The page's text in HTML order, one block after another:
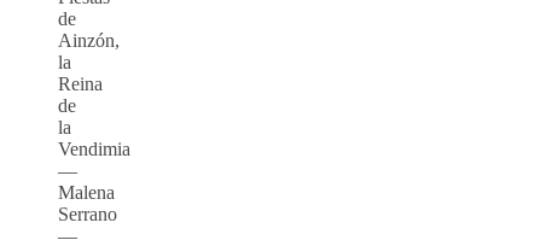
de
Ainzón,
la
Reina
de
la
Vendimia
—
Malena
Serrano